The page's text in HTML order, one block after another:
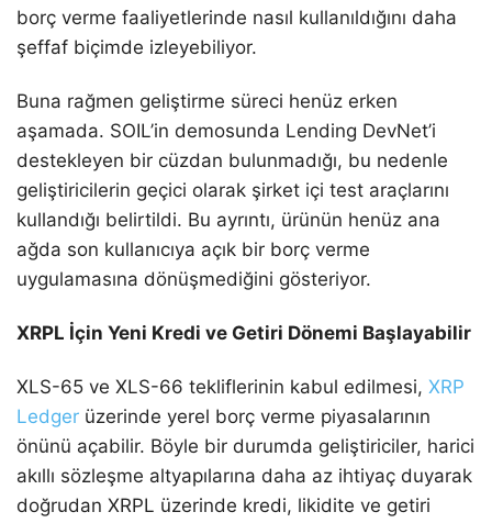
borç verme faaliyetlerinde nasıl kullanıldığını daha
şeffaf biçimde izleyebiliyor.
Buna rağmen geliştirme süreci henüz erken
aşamada. SOIL’in demosunda Lending DevNet’i
destekleyen bir cüzdan bulunmadığı, bu nedenle
geliştiricilerin geçici olarak şirket içi test araçlarını
kullandığı belirtildi. Bu ayrıntı, ürünün henüz ana
ağda son kullanıcıya açık bir borç verme
uygulamasına dönüşmediğini gösteriyor.
XRPL İçin Yeni Kredi ve Getiri Dönemi Başlayabilir
XLS-65 ve XLS-66 tekliflerinin kabul edilmesi, XRP
Ledger üzerinde yerel borç verme piyasalarının
önünü açabilir. Böyle bir durumda geliştiriciler, harici
akıllı sözleşme altyapılarına daha az ihtiyaç duyarak
doğrudan XRPL üzerinde kredi, likidite ve getiri